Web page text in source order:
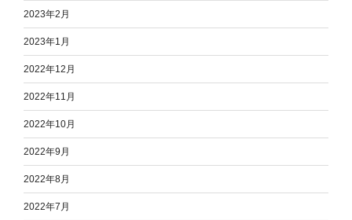
2023年2月
2023年1月
2022年12月
2022年11月
2022年10月
2022年9月
2022年8月
2022年7月